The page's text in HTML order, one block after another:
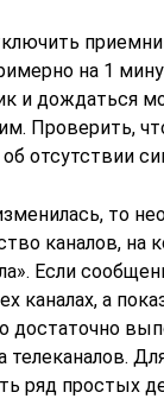
на 1
и дождаться
Проверить,
отсутствии
то
каналов, на
Если
каналах, а
достаточно
телеканалов.
ряд простых